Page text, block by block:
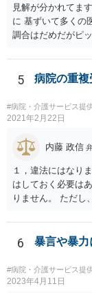
見解が分かれてま
に 基ずいて多くの
調合はだめだがピ
いますね。 院外と
違法とは断じきれ
りません。 やめる
でしょう。
5 病院の重複
#病院・介護サービス提
2021年2月22日
内藤 政信
１，違法にはなり
はしておく必要は
りません。 ただし
6 暴言や暴力
#病院・介護サービス提
2023年4月11日